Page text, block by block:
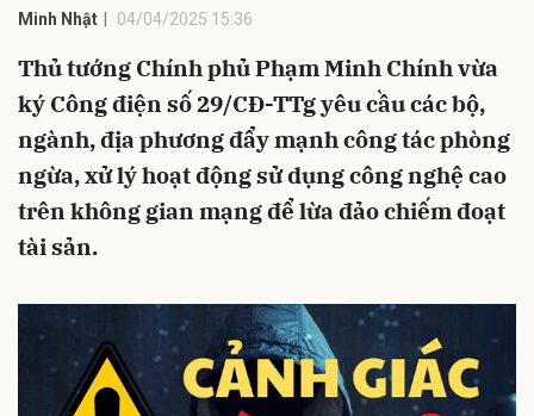
Minh Nhật 04/04/2025 15:36
Thủ tướng Chính phủ Phạm Minh Chính vừa
ký Công điện số 29/CĐ-TTg yêu cầu các bộ,
ngành, địa phương đẩy mạnh công tác phòng
ngừa, xử lý hoạt động sử dụng công nghệ cao
trên không gian mạng để lừa đảo chiếm đoạt
tài sản.